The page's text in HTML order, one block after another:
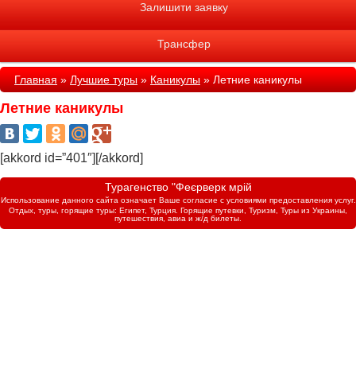
Залишити заявку
Трансфер
Главная»Лучшие туры»Каникулы»Летние каникулы
Летние каникулы
[akkord id=”401″][/akkord]
Турагенство "Феєрверк мрій
Использование данного сайта означает Ваше согласие с условиями предоставления услуг.
Отдых, туры, горящие туры: Египет, Турция. Горящие путевки, Туризм, Туры из Украины,
путешествия, авиа и ж/д билеты.